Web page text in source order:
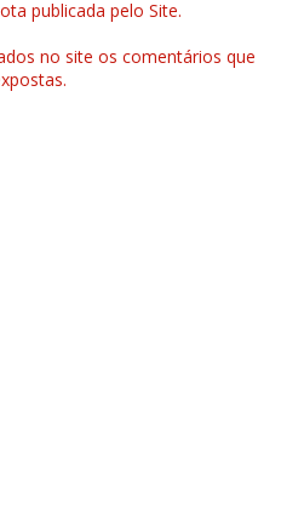
publicada pelo Site.
no site os comentários que